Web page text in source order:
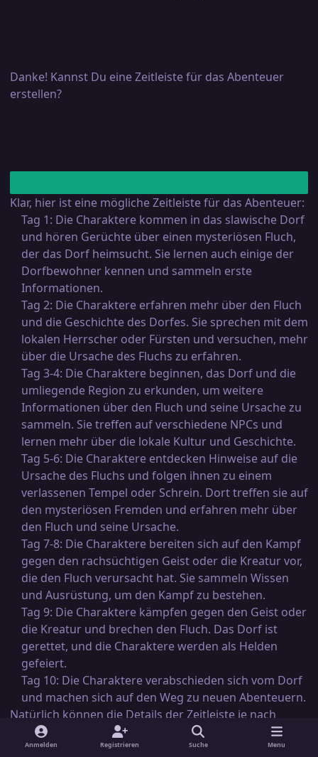
Danke! Kannst Du eine Zeitleiste für das Abenteuer
erstellen?
Klar, hier ist eine mögliche Zeitleiste für das Abenteuer:
Tag 1: Die Charaktere kommen in das slawische Dorf
und hören Gerüchte über einen mysteriösen Fluch,
der das Dorf heimsucht. Sie lernen auch einige der
Dorfbewohner kennen und sammeln erste
Informationen.
Tag 2: Die Charaktere erfahren mehr über den Fluch
und die Geschichte des Dorfes. Sie sprechen mit dem
lokalen Herrscher oder Fürsten und versuchen, mehr
über die Ursache des Fluchs zu erfahren.
Tag 3-4: Die Charaktere beginnen, das Dorf und die
umliegende Region zu erkunden, um weitere
Informationen über den Fluch und seine Ursache zu
sammeln. Sie treffen auf verschiedene NPCs und
lernen mehr über die lokale Kultur und Geschichte.
Tag 5-6: Die Charaktere entdecken Hinweise auf die
Ursache des Fluchs und folgen ihnen zu einem
verlassenen Tempel oder Schrein. Dort treffen sie auf
den mysteriösen Fremden und erfahren mehr über
den Fluch und seine Ursache.
Tag 7-8: Die Charaktere bereiten sich auf den Kampf
gegen den rachsüchtigen Geist oder die Kreatur vor,
die den Fluch verursacht hat. Sie sammeln Wissen
und Ausrüstung, um den Kampf zu bestehen.
Tag 9: Die Charaktere kämpfen gegen den Geist oder
die Kreatur und brechen den Fluch. Das Dorf ist
gerettet, und die Charaktere werden als Helden
gefeiert.
Tag 10: Die Charaktere verabschieden sich vom Dorf
und machen sich auf den Weg zu neuen Abenteuern.
Natürlich können die Details der Zeitleiste je nach
Bedarf angepasst werden, aber dies sollte eine gute
Grundlage für das Abenteuer bieten.
Anmelden Registrieren Suche Menu